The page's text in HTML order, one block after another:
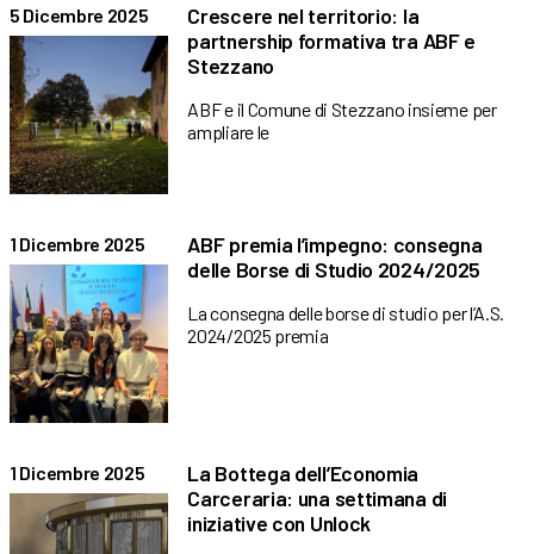
5 Dicembre 2025
Crescere nel territorio: la
partnership formativa tra ABF e
Stezzano
ABF e il Comune di Stezzano insieme per
ampliare le
1 Dicembre 2025
ABF premia l’impegno: consegna
delle Borse di Studio 2024/2025
La consegna delle borse di studio per l’A.S.
2024/2025 premia
1 Dicembre 2025
La Bottega dell’Economia
Carceraria: una settimana di
iniziative con Unlock